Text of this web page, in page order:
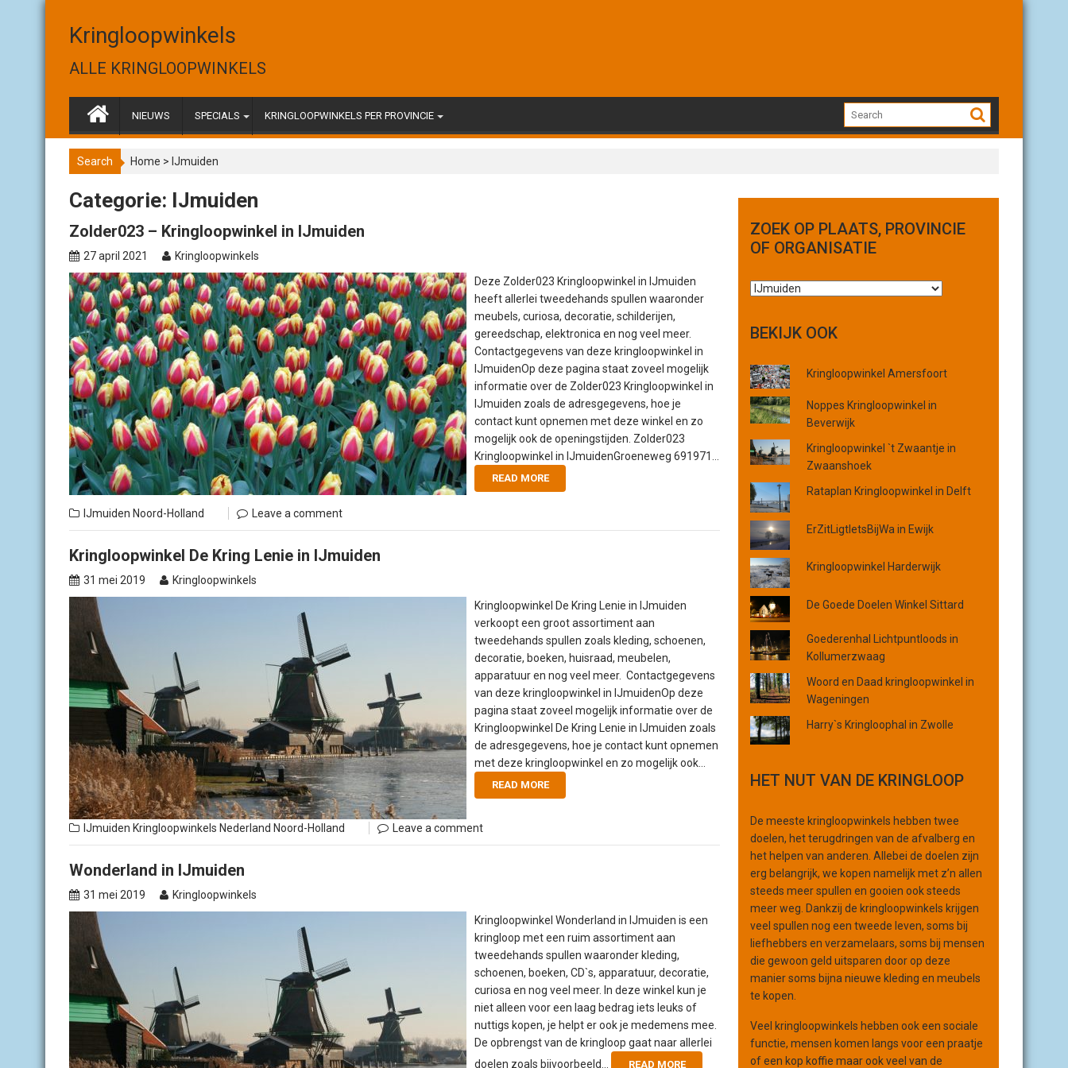
Kringloopwinkels
ALLE KRINGLOOPWINKELS
NIEUWS SPECIALS KRINGLOOPWINKELS PER PROVINCIE
Search Home > IJmuiden
Categorie: IJmuiden
Zolder023 – Kringloopwinkel in IJmuiden
27 april 2021
Kringloopwinkels
Deze Zolder023 Kringloopwinkel in IJmuiden
heeft allerlei tweedehands spullen waaronder
meubels, curiosa, decoratie, schilderijen,
gereedschap, elektronica en nog veel meer.
Contactgegevens van deze kringloopwinkel in
IJmuidenOp deze pagina staat zoveel mogelijk
informatie over de Zolder023 Kringloopwinkel in
IJmuiden zoals de adresgegevens, hoe je
contact kunt opnemen met deze winkel en zo
mogelijk ook de openingstijden. Zolder023
Kringloopwinkel in IJmuidenGroeneweg 691971...
READ MORE
IJmuiden Noord-Holland Leave a comment
Kringloopwinkel De Kring Lenie in IJmuiden
31 mei 2019
Kringloopwinkels
Kringloopwinkel De Kring Lenie in IJmuiden
verkoopt een groot assortiment aan
tweedehands spullen zoals kleding, schoenen,
decoratie, boeken, huisraad, meubelen,
apparatuur en nog veel meer. Contactgegevens
van deze kringloopwinkel in IJmuidenOp deze
pagina staat zoveel mogelijk informatie over de
Kringloopwinkel De Kring Lenie in IJmuiden zoals
de adresgegevens, hoe je contact kunt opnemen
met deze kringloopwinkel en zo mogelijk ook...
READ MORE
IJmuiden Kringloopwinkels Nederland Noord-Holland Leave a comment
Wonderland in IJmuiden
31 mei 2019
Kringloopwinkels
Kringloopwinkel Wonderland in IJmuiden is een
kringloop met een ruim assortiment aan
tweedehands spullen waaronder kleding,
schoenen, boeken, CD`s, apparatuur, decoratie,
curiosa en nog veel meer. In deze winkel kun je
niet alleen voor een laag bedrag iets leuks of
nuttigs kopen, je helpt er ook je medemens mee.
De opbrengst van de kringloop gaat naar allerlei
doelen zoals bijvoorbeeld...
READ MORE
ZOEK OP PLAATS, PROVINCIE
OF ORGANISATIE
Z
k
p
p
l
a
a
t
s
,
p
o
v
i
n
c
i
e
o
f
o
r
g
n
BEKIJK OOK
Kringloopwinkel Amersfoort
Noppes Kringloopwinkel in
Beverwijk
Kringloopwinkel `t Zwaantje in
Zwaanshoek
Rataplan Kringloopwinkel in Delft
ErZitLigtIetsBijWa in Ewijk
Kringloopwinkel Harderwijk
De Goede Doelen Winkel Sittard
Goederenhal Lichtpuntloods in
Kollumerzwaag
Woord en Daad kringloopwinkel in
Wageningen
Harry`s Kringloophal in Zwolle
HET NUT VAN DE KRINGLOOP
De meeste kringloopwinkels hebben twee
doelen, het terugdringen van de afvalberg en
het helpen van anderen. Allebei de doelen zijn
erg belangrijk, we kopen namelijk met z’n allen
steeds meer spullen en gooien ook steeds
meer weg. Dankzij de kringloopwinkels krijgen
veel spullen nog een tweede leven, soms bij
liefhebbers en verzamelaars, soms bij mensen
die gewoon geld uitsparen door op deze
manier soms bijna nieuwe kleding en meubels
te kopen.
Veel kringloopwinkels hebben ook een sociale
functie, mensen komen langs voor een praatje
of een kop koffie maar ook veel van de